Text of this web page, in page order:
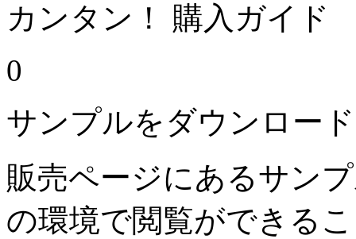
カンタン！ 購入ガイド
0
サンプルをダウンロー
販売ページにあるサン
の環境で閲覧ができる